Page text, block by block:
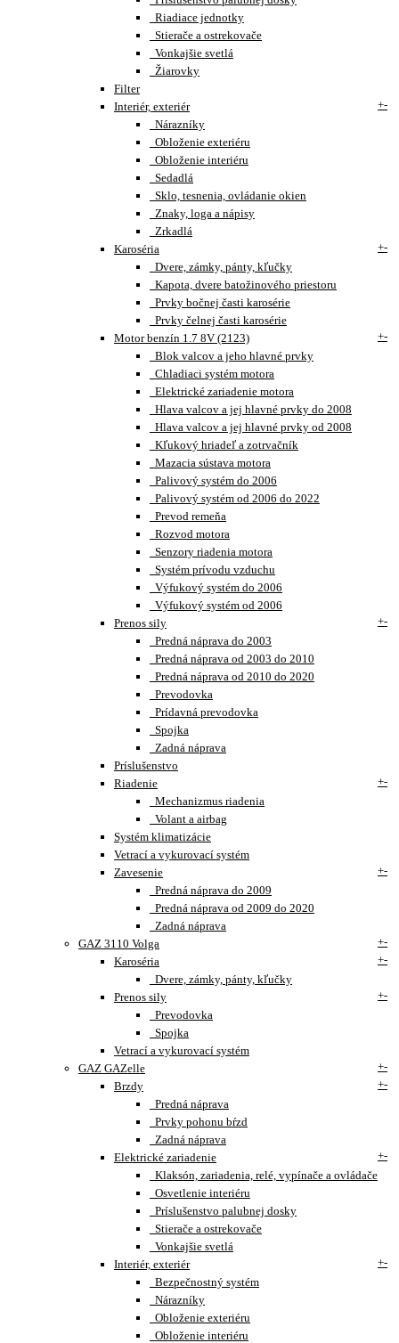
Riadiace jednotky
Stierače a ostrekovače
Vonkajšie svetlá
Žiarovky
Filter
Interiér, exteriér
+-
Nárazníky
Obloženie exteriéru
Obloženie interiéru
Sedadlá
Sklo, tesnenia, ovládanie okien
Znaky, loga a nápisy
Zrkadlá
Karoséria
+-
Dvere, zámky, pánty, kľučky
Kapota, dvere batožinového priestoru
Prvky bočnej časti karosérie
Prvky čelnej časti karosérie
Motor benzín 1.7 8V (2123)
+-
Blok valcov a jeho hlavné prvky
Chladiaci systém motora
Elektrické zariadenie motora
Hlava valcov a jej hlavné prvky do 2008
Hlava valcov a jej hlavné prvky od 2008
Kľukový hriadeľ a zotrvačník
Mazacia sústava motora
Palivový systém do 2006
Palivový systém od 2006 do 2022
Prevod remeňa
Rozvod motora
Senzory riadenia motora
Systém prívodu vzduchu
Výfukový systém do 2006
Výfukový systém od 2006
Prenos sily
+-
Predná náprava do 2003
Predná náprava od 2003 do 2010
Predná náprava od 2010 do 2020
Prevodovka
Prídavná prevodovka
Spojka
Zadná náprava
Príslušenstvo
Riadenie
+-
Mechanizmus riadenia
Volant a airbag
Systém klimatizácie
Vetrací a vykurovací systém
Zavesenie
+-
Predná náprava do 2009
Predná náprava od 2009 do 2020
Zadná náprava
GAZ 3110 Volga
+-
Karoséria
+-
Dvere, zámky, pánty, kľučky
Prenos sily
+-
Prevodovka
Spojka
Vetrací a vykurovací systém
GAZ GAZelle
+-
Brzdy
+-
Predná náprava
Prvky pohonu bŕzd
Zadná náprava
Elektrické zariadenie
+-
Klaksón, zariadenia, relé, vypínače a ovládače
Osvetlenie interiéru
Príslušenstvo palubnej dosky
Stierače a ostrekovače
Vonkajšie svetlá
Interiér, exteriér
+-
Bezpečnostný systém
Nárazníky
Obloženie exteriéru
Obloženie interiéru